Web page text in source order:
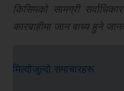
किसिमको सामग्री
कारबाहीमा जान बाध्य हुने
मिल्दोजुल्दो समाचारहरू